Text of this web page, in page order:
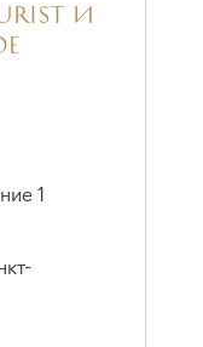
И
1